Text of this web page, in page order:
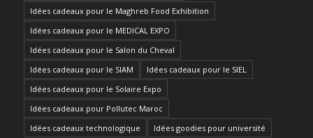
Idées cadeaux pour le Maghreb Food Exhibition
Idées cadeaux pour le MEDICAL EXPO
Idées cadeaux pour le Salon du Cheval
Idées cadeaux pour le SIAM
Idées cadeaux pour le SIEL
Idées cadeaux pour le Solaire Expo
Idées cadeaux pour Pollutec Maroc
Idées cadeaux technologique
Idées goodies pour université